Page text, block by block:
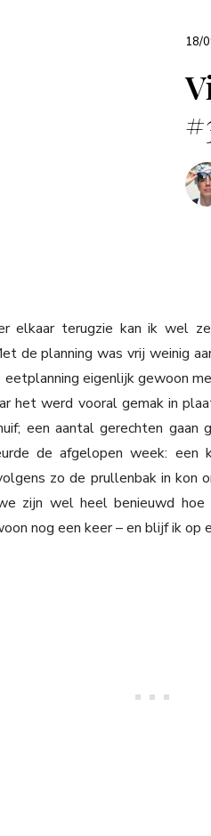
18/
elkaar terugzie kan ik wel
de planning was vrij weinig
eigenlijk gewoon
het werd vooral gemak in
een aantal gerechten gaan
de afgelopen week:
zo de prullenbak in kon
zijn wel heel benieuwd
nog een keer – en blijf ik op